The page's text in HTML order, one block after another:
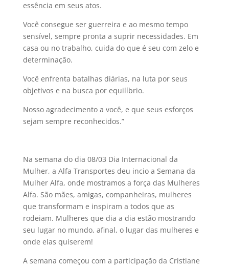
essência em seus atos.
Você consegue ser guerreira e ao mesmo tempo
sensível, sempre pronta a suprir necessidades. Em
casa ou no trabalho, cuida do que é seu com zelo e
determinação.
Você enfrenta batalhas diárias, na luta por seus
objetivos e na busca por equilíbrio.
Nosso agradecimento a você, e que seus esforços
sejam sempre reconhecidos.”
Na semana do dia 08/03 Dia Internacional da
Mulher, a Alfa Transportes deu incio a Semana da
Mulher Alfa, onde mostramos a força das Mulheres
Alfa. São mães, amigas, companheiras, mulheres
que transformam e inspiram a todos que as
rodeiam. Mulheres que dia a dia estão mostrando
seu lugar no mundo, afinal, o lugar das mulheres e
onde elas quiserem!
A semana começou com a participação da Cristiane